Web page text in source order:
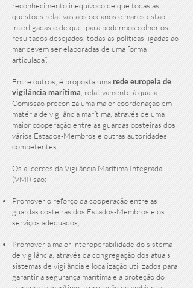
reconhecimento inequívoco de que todas as
questões relativas aos oceanos e mares estão
interligadas e de que, para podermos colher os
resultados desejados, todas as políticas ligadas ao
mar devem ser elaboradas de uma forma
articulada”.
Entre outros, é proposta umarede europeia de
vigilância marítima , relativamente à qual a
Comissão preconiza uma maior coordenação em
matéria de vigilância marítima, através de uma
maior cooperação entre as guardas costeiras dos
vários Estados-Membros e outras autoridades
competentes.
Os alicerces da Vigilância Marítima Integrada
(VMI) são:
Promover o reforço da cooperação entre as
guardas costeiras dos Estados-Membros e os
serviços adequados;
Promover a maior interoperabilidade do sistema
de vigilância, através da congregação dos atuais
sistemas de vigilância e localização utilizados para
garantir a segurança marítima e a proteção do